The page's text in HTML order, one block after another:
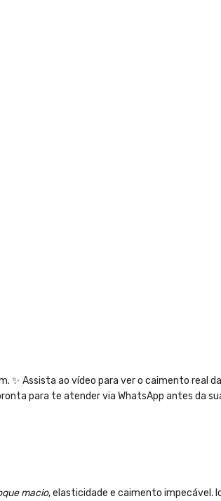
✨ Assista ao vídeo para ver o caimento real da
para te atender via WhatsApp antes da
macio, elasticidade e caimento impecável.